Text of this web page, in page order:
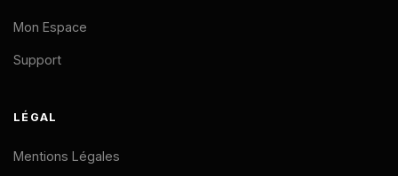
Mon Espace
Support
LÉGAL
Mentions Légales